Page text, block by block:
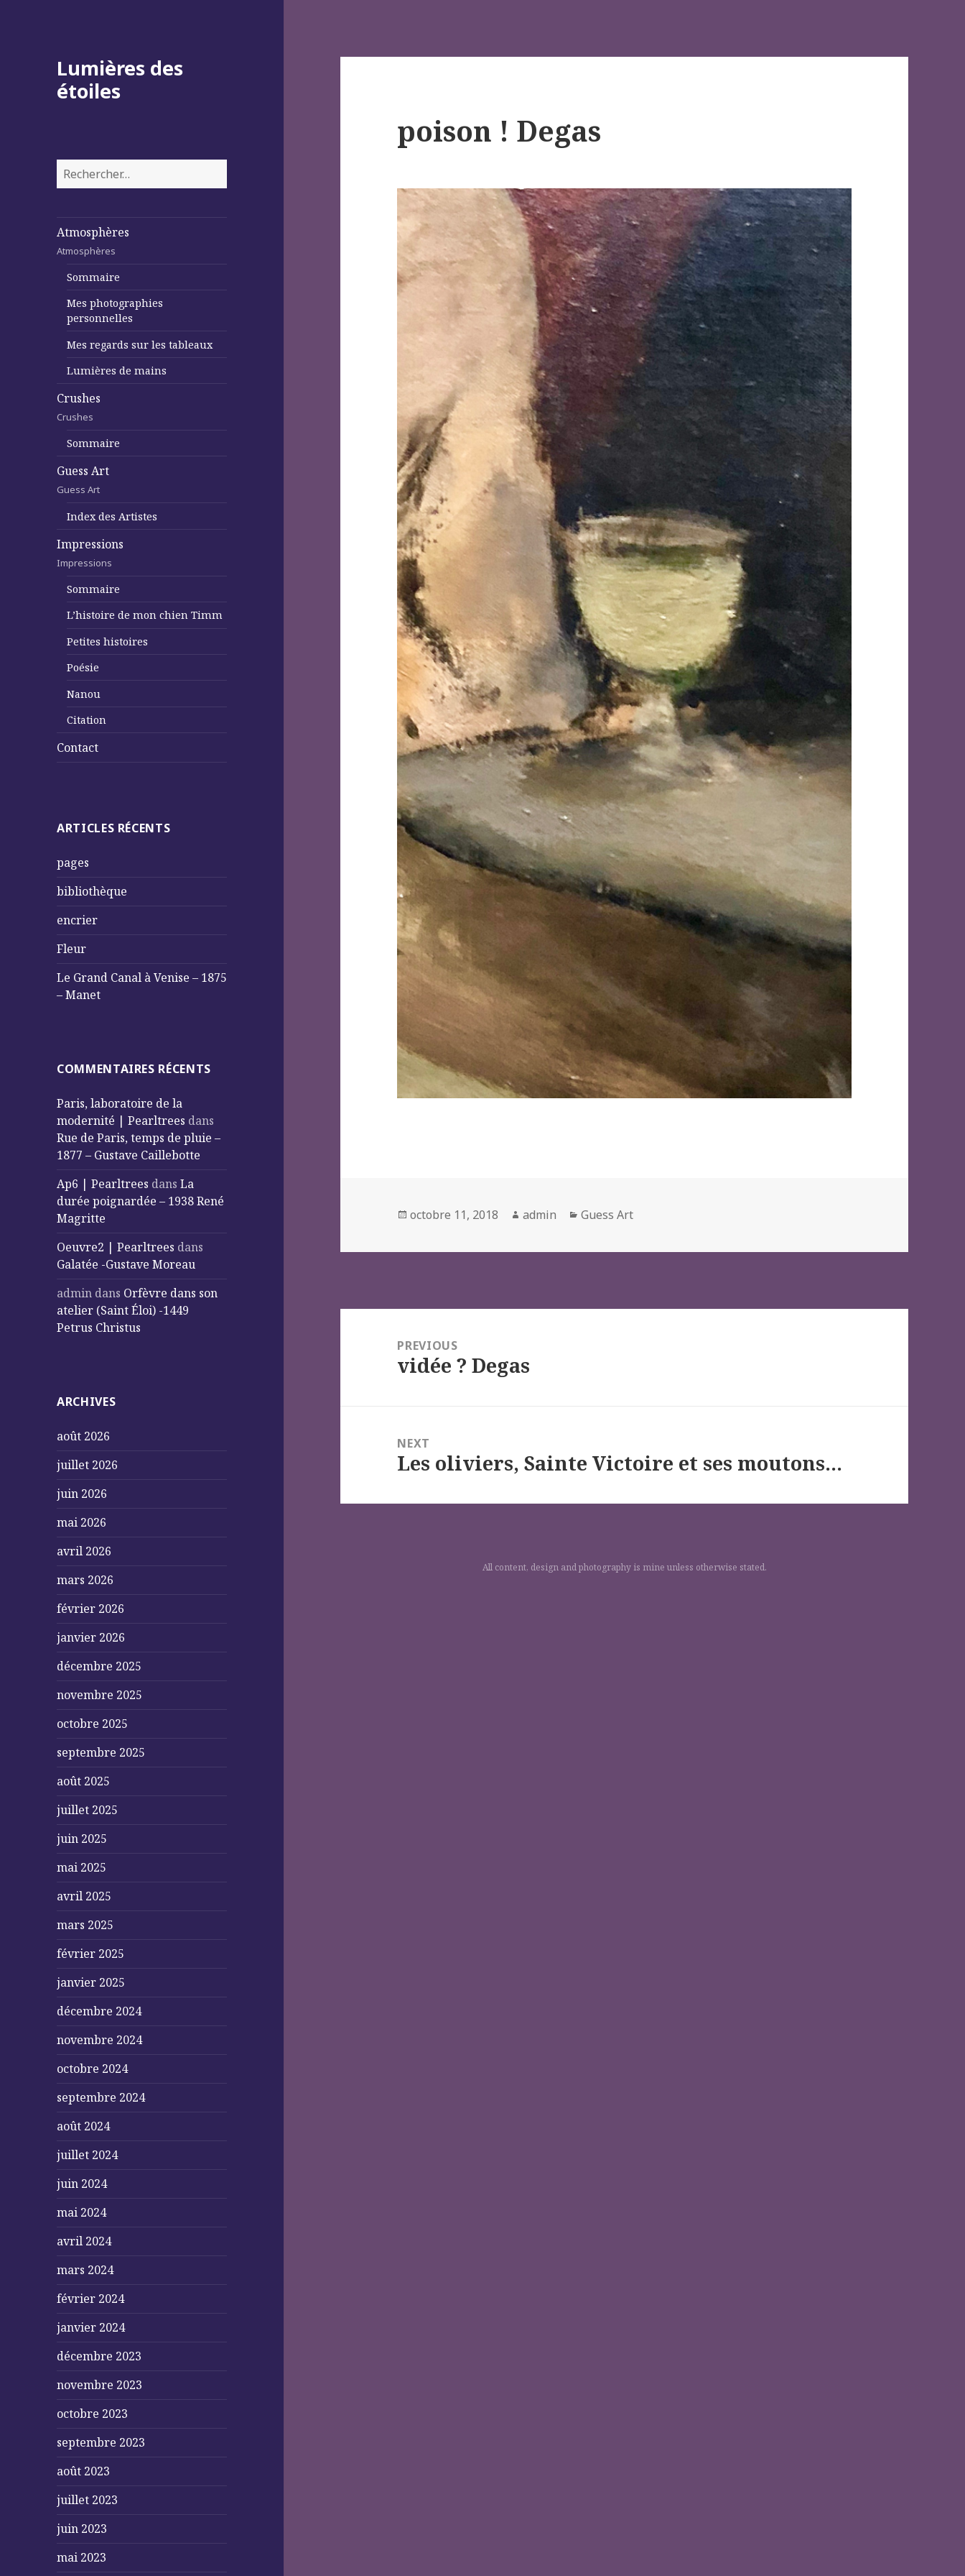
Lumières des
étoiles
Rechercher :
Atmosphères
Atmosphères
Sommaire
Mes photographies
personnelles
Mes regards sur les tableaux
Lumières de mains
Crushes
Crushes
Sommaire
Guess Art
Guess Art
Index des Artistes
Impressions
Impressions
Sommaire
L’histoire de mon chien Timm
Petites histoires
Poésie
Nanou
Citation
Contact
ARTICLES RÉCENTS
pages
bibliothèque
encrier
Fleur
Le Grand Canal à Venise – 1875
– Manet
COMMENTAIRES RÉCENTS
Paris, laboratoire de la
modernité | Pearltrees dans
Rue de Paris, temps de pluie –
1877 – Gustave Caillebotte
Ap6 | Pearltrees dansLa
durée poignardée – 1938 René
Magritte
Oeuvre2 | Pearltrees dans
Galatée -Gustave Moreau
admin dans Orfèvre dans son
atelier (Saint Éloi) -1449
Petrus Christus
ARCHIVES
août 2026
juillet 2026
juin 2026
mai 2026
avril 2026
mars 2026
février 2026
janvier 2026
décembre 2025
novembre 2025
octobre 2025
septembre 2025
août 2025
juillet 2025
juin 2025
mai 2025
avril 2025
mars 2025
février 2025
janvier 2025
décembre 2024
novembre 2024
octobre 2024
septembre 2024
août 2024
juillet 2024
juin 2024
mai 2024
avril 2024
mars 2024
février 2024
janvier 2024
décembre 2023
novembre 2023
octobre 2023
septembre 2023
août 2023
juillet 2023
juin 2023
mai 2023
poison ! Degas
Posted
octobre 11, 2018 Author
admin Categories
Guess Art
l’article
PREVIOUS
Previous
vidée ? Degas
NEXT
Next
Les oliviers, Sainte Victoire et ses moutons…
All content, design and photography is mine unless otherwise stated.